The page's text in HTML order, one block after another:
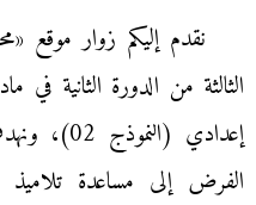
نقدم إليكم زوار موقع
الثالثة من الدورة الثانية في
إعدادي
الفرض إلى مساعدة تلاميذ